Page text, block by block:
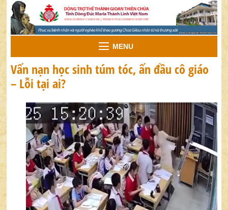
MENU
Vấn nạn học sinh túm tóc, ấn đầu cô giáo
– Lỗi tại ai?